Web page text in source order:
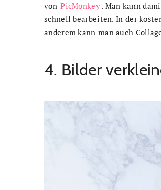
von PicMonkey. Man kann
schnell bearbeiten. In der
anderem kann man auch
4. Bilder